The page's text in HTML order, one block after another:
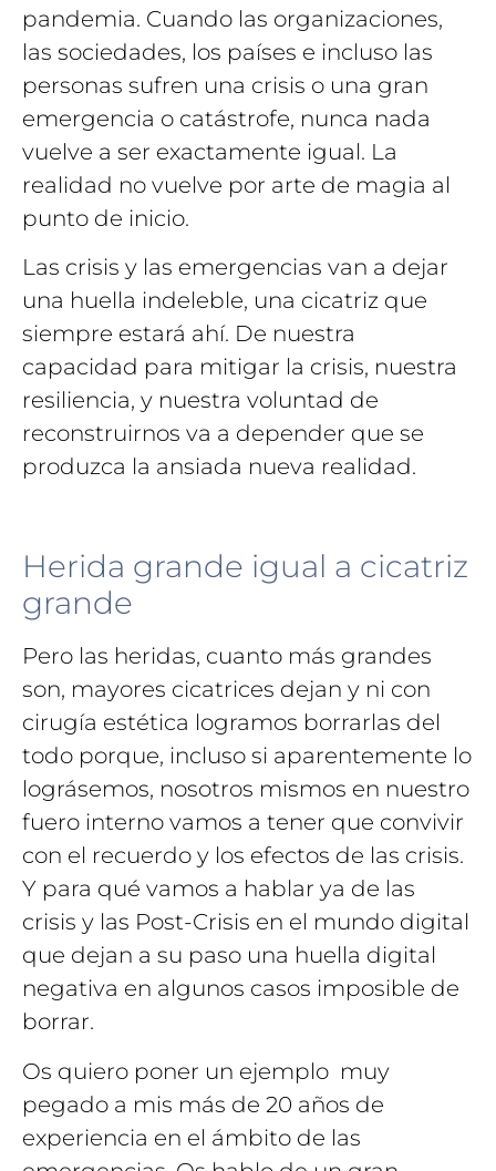
pandemia. Cuando las organizaciones,
las sociedades, los países e incluso las
personas sufren una crisis o una gran
emergencia o catástrofe, nunca nada
vuelve a ser exactamente igual. La
realidad no vuelve por arte de magia al
punto de inicio.
Las crisis y las emergencias van a dejar
una huella indeleble, una cicatriz que
siempre estará ahí. De nuestra
capacidad para mitigar la crisis, nuestra
resiliencia, y nuestra voluntad de
reconstruirnos va a depender que se
produzca la ansiada nueva realidad.
Herida grande igual a cicatriz
grande
Pero las heridas, cuanto más grandes
son, mayores cicatrices dejan y ni con
cirugía estética logramos borrarlas del
todo porque, incluso si aparentemente lo
lográsemos, nosotros mismos en nuestro
fuero interno vamos a tener que convivir
con el recuerdo y los efectos de las crisis.
Y para qué vamos a hablar ya de las
crisis y las Post-Crisis en el mundo digital
que dejan a su paso una huella digital
negativa en algunos casos imposible de
borrar.
Os quiero poner un ejemplo muy
pegado a mis más de 20 años de
experiencia en el ámbito de las